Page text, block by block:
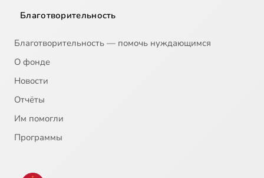
Благотворительность
Благотворительность — помочь нуждающимся
О фонде
Новости
Отчёты
Им помогли
Программы